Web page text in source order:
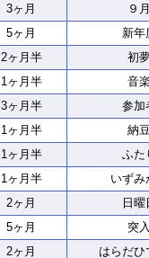
3ヶ月 ９
5ヶ月 新年
2ヶ月半 初
1ヶ月半 音
3ヶ月半 参加
1ヶ月半 納
1ヶ月半 ふた
1ヶ月半 いずみ
2ヶ月 日曜
5ヶ月 突
2ヶ月 はらだひ